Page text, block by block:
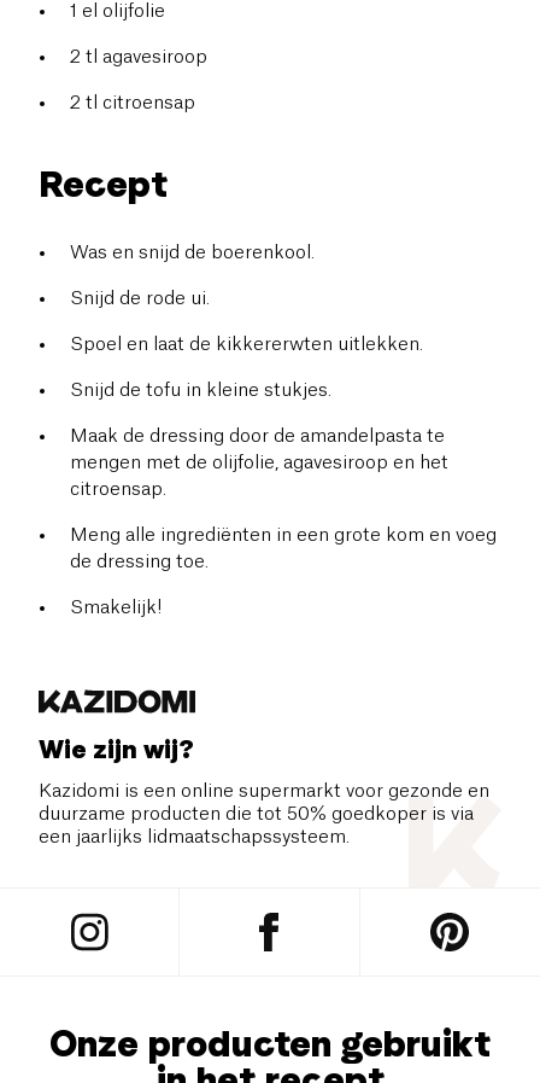
1 el olijfolie
2 tl agavesiroop
2 tl citroensap
Recept
Was en snijd de boerenkool.
Snijd de rode ui.
Spoel en laat de kikkererwten uitlekken.
Snijd de tofu in kleine stukjes.
Maak de dressing door de amandelpasta te
mengen met de olijfolie, agavesiroop en het
citroensap.
Meng alle ingrediënten in een grote kom en voeg
de dressing toe.
Smakelijk!
Wie zijn wij?
Kazidomi is een online supermarkt voor gezonde en
duurzame producten die tot 50% goedkoper is via
een jaarlijks lidmaatschapssysteem.
Onze producten gebruikt